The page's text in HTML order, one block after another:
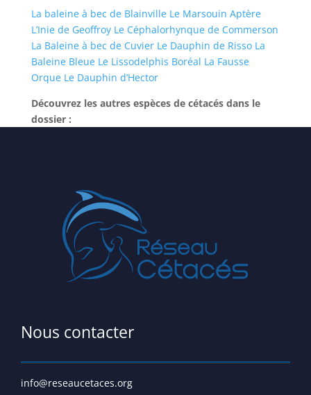
La baleine à bec de Blainville Le Marsouin Aptère
L’Inie de Geoffroy Le Céphalorhynque de Commerson
La Baleine à bec de Cuvier Le Dauphin de Risso La
Baleine Bleue Le Lissodelphis Boréal La Fausse
Orque Le Dauphin d’Hector
Découvrez les autres espèces de cétacés dans le
dossier :
Nous contacter
info@reseaucetaces.org